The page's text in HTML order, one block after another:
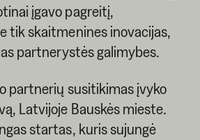
įgavo pagreitį,
tik skaitmenines inovacijas,
partnerystės galimybes.
partnerių susitikimas įvyko
Latvijoje Bauskės mieste.
startas, kuris sujungė